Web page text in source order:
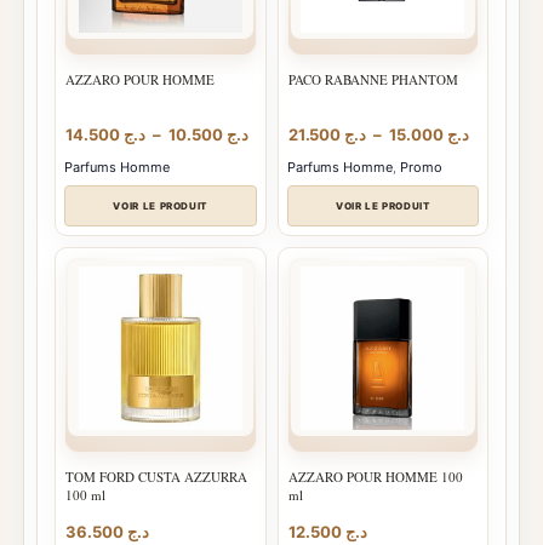
AZZARO POUR HOMME
د.ج – د.ج
Plage
د.ج 10.500
د.ج 14.500
Parfums Homme
VOIR LE PRODUIT
PACO RABANNE PHANTOM
د.ج 15.000
– د.ج 21.500
Plage
د.ج 15.000
Parfums Homme, Promo
VOIR LE PRODUIT
TOM FORD CUSTA AZZURRA
100 ml
د.ج
AZZARO POUR HOMME 100
ml
د.ج 12.500